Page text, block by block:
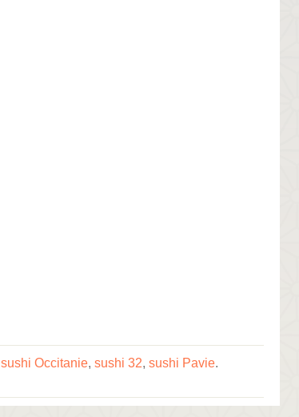
sushi Occitanie, sushi 32, sushi Pavie.